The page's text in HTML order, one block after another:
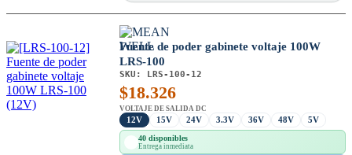
Fuente de poder gabinete voltaje 100W
LRS-100
SKU: LRS-100-12
$18.326
VOLTAJE DE SALIDA DC
12V 15V 24V 3.3V 36V 48V 5V
40 disponibles
Entrega inmediata